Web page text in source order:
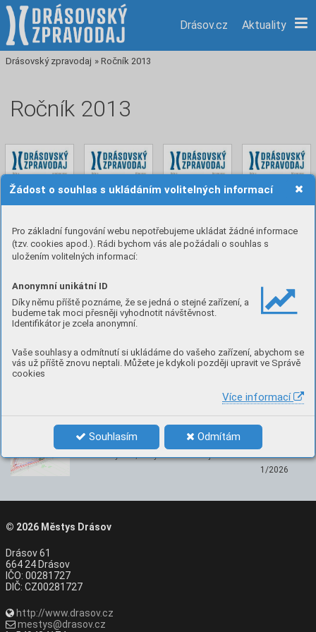
Žádost o souhlas s ukládáním volitelných informací
Pro základní fungování webu nepotřebujeme ukládat žádné informace
(tzv. cookies apod.). Rádi bychom vás ale požádali o souhlas s
uložením volitelných informací:
Anonymní unikátní ID
Díky němu příště poznáme, že se jedná o stejné zařízení, a
budeme tak moci přesněji vyhodnotit návštěvnost.
Identifikátor je zcela anonymní.
Vaše souhlasy a odmítnutí si ukládáme do vašeho zařízení, abychom se
vás už příště znovu neptali. Můžete je kdykoli později upravit ve Správě
cookies
Více informací
Souhlasím Odmítám
Drásov.cz Aktuality
Drásovský zpravodaj » Ročník 2013
Ročník 2013
4/2013
3/2013
2/2013
1/2013
Nenechte si ujít
Kalendář akcí
Nepřehlédněte, co se chystá v Drásově
Vodní plochy Drásov
Namísto původně plánovaného biocentra chceme
zbudovat rybník, který bude sloužit jako rekreační …
1/2026
© 2026 Městys Drásov
Drásov 61
664 24 Drásov
IČO: 00281727
DIČ: CZ00281727
http://www.drasov.cz
mestys@drasov.cz